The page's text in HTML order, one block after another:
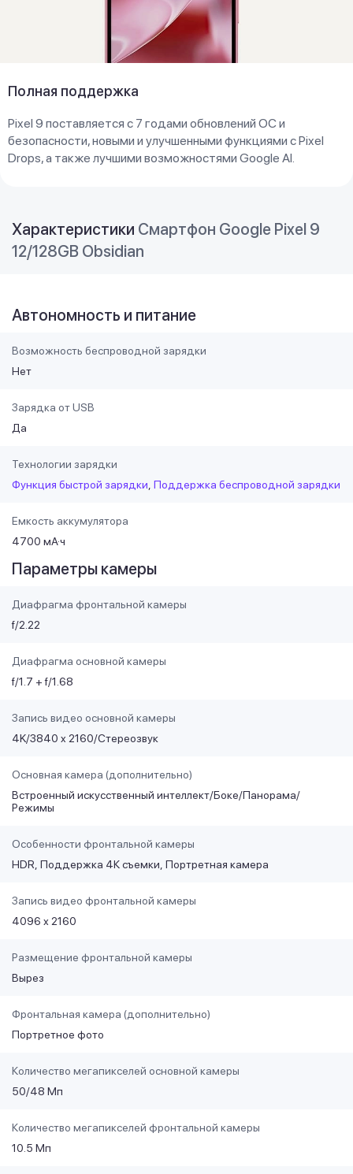
Полная поддержка
Pixel 9 поставляется с 7 годами обновлений ОС и
безопасности, новыми и улучшенными функциями с Pixel
Drops, а также лучшими возможностями Google AI.
Характеристики Смартфон Google Pixel 9
12/128GB Obsidian
Автономность и питание
Возможность беспроводной зарядки
Нет
Зарядка от USB
Да
Технологии зарядки
Функция быстрой зарядки Поддержка беспроводной зарядки
Емкость аккумулятора
4700 мА·ч
Параметры камеры
Диафрагма фронтальной камеры
f/2.22
Диафрагма основной камеры
f/1.7 + f/1.68
Запись видео основной камеры
4K/3840 x 2160/Стереозвук
Основная камера (дополнительно)
Встроенный искусственный интеллект/Боке/Панорама/
Режимы
Особенности фронтальной камеры
HDR Поддержка 4К съемки Портретная камера
Запись видео фронтальной камеры
4096 х 2160
Размещение фронтальной камеры
Вырез
Фронтальная камера (дополнительно)
Портретное фото
Количество мегапикселей основной камеры
50/48 Мп
Количество мегапикселей фронтальной камеры
10.5 Мп